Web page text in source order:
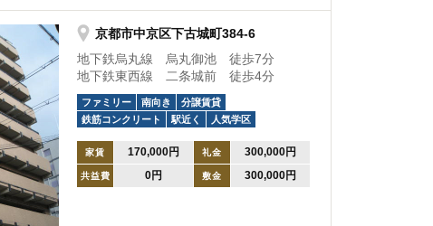
京都市中京区下古城町384-6
地下鉄烏丸線 烏丸御池 徒歩7分
地下鉄東西線 二条城前 徒歩4分
ファミリー 南向き
分譲賃貸
鉄筋コンクリート
駅近く 人気学区
家賃 170,000円 礼金 300,000円
共益費 0円 敷金 300,000円